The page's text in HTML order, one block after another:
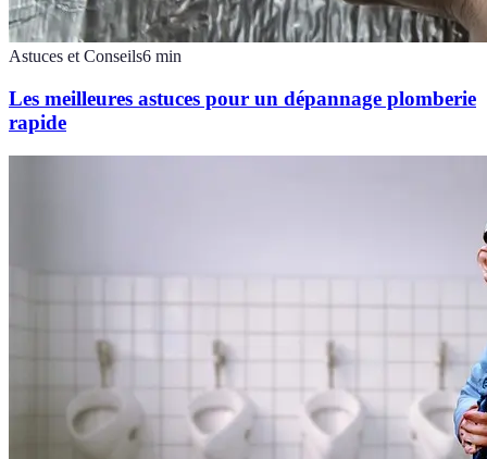
Astuces et Conseils6 min
Les meilleures astuces pour un dépannage plomberie
rapide